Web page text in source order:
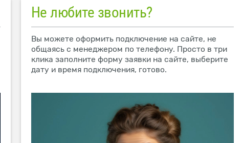
Не любите звонить?
Вы можете оформить подключение на сайте, не
общаясь с менеджером по телефону. Просто в три
клика заполните форму заявки на сайте, выберите
дату и время подключения, готово.